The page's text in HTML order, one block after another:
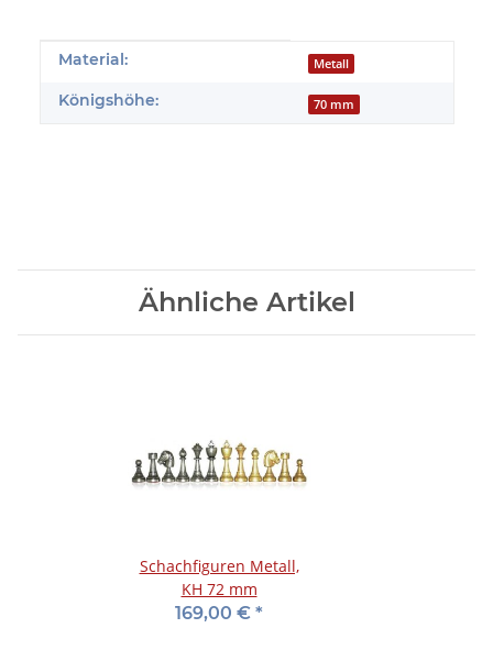
Produkteigenschaft
Wert
Material: Metall
Königshöhe: 70 mm
Ähnliche Artikel
Schachfiguren Metall,
KH 72 mm
169,00 € *